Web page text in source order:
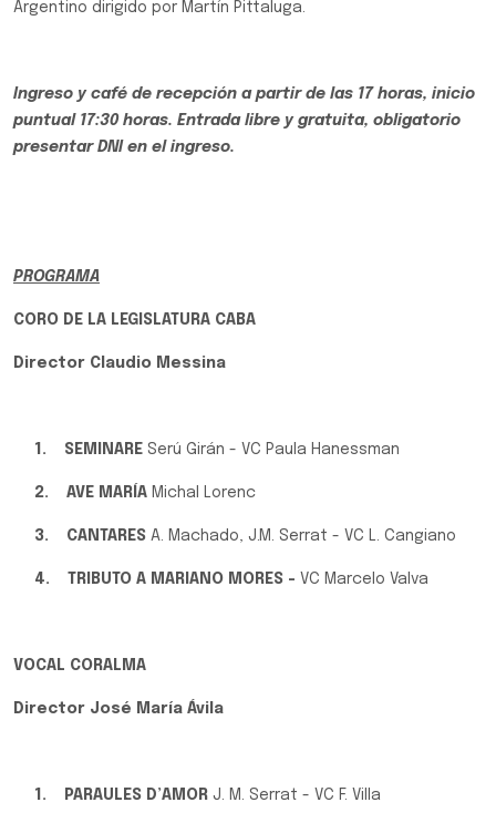
Argentino dirigido por Martín Pittaluga.
Ingreso y café de recepción a partir de las 17 horas, inicio
puntual 17:30 horas. Entrada libre y gratuita, obligatorio
presentar DNI en el ingreso.
PROGRAMA
CORO DE LA LEGISLATURA CABA
Director Claudio Messina
1. SEMINARE Serú Girán - VC Paula Hanessman
2. AVE MARÍA Michal Lorenc
3. CANTARES A. Machado, J.M. Serrat - VC L. Cangiano
4. TRIBUTO A MARIANO MORES - VC Marcelo Valva
VOCAL CORALMA
Director José María Ávila
1. PARAULES D’AMOR J. M. Serrat - VC F. Villa